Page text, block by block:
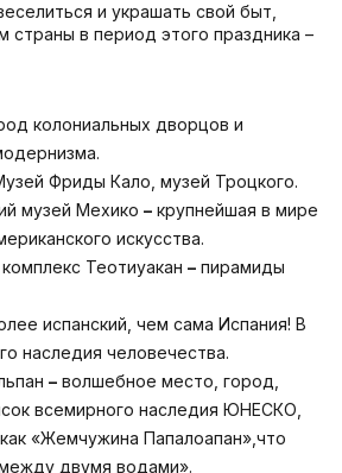
и украшать свой быт,
страны в период этого праздника –
колониальных дворцов и
Фриды Кало, музей Троцкого.
музей Мехико – крупнейшая в мире
искусства.
Теотиуакан – пирамиды
испанский, чем сама Испания! В
наследия человечества.
– волшебное место, город,
всемирного наследия ЮНЕСКО,
«Жемчужина Папалоапан»,что
двумя водами».